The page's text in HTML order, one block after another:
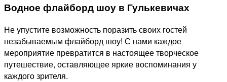
Водное флайборд шоу в Гулькевичах
Не упустите возможность поразить своих гостей
незабываемым флайборд шоу! С нами каждое
мероприятие превратится в настоящее творческое
путешествие, оставляющее яркие воспоминания у
каждого зрителя.